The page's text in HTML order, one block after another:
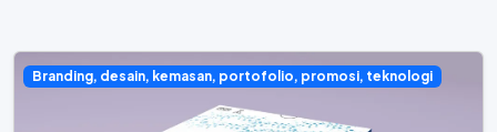
Branding, desain, kemasan, portofolio, promosi, teknologi